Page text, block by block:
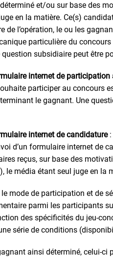
et/ou sur base des
en la matière. Ce(s)
de l’opération, le ou les
particulière du
subsidiaire peut être
internet de participation
participer au concours
le gagnant. Une
internet de candidature
d’un formulaire internet de
reçus, sur base des
le média étant seul juge en la
mode de participation et de
parmi les participants
des spécificités du jeu-
série de conditions
ainsi déterminé, celui-ci